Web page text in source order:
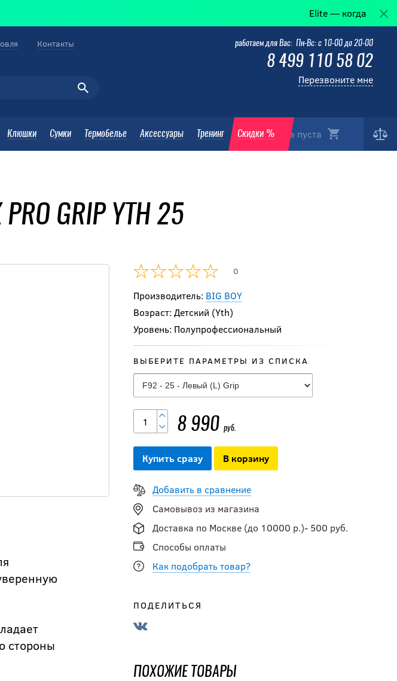
Elite — когда победа в
Корзина пуста
Клюшки Сумки Термобелье Аксессуары Тренинг Скидки %
Контакты работаем для Вас: Пн-Вс: с 10-00 до 20-00
8 499 110 58 02
Перезвоните мне
GRIP YTH 25
стороны
0
Производитель: BIG BOY
Возраст: Детский (Yth)
Уровень: Полупрофессиональный
ВЫБЕРИТЕ ПАРАМЕТРЫ ИЗ СПИСКА
8 990 руб.
Купить сразу В корзину
Добавить в сравнение
Самовывоз из магазина
Доставка по Москве (до 10000 р.)- 500 руб.
Способы оплаты
Как подобрать товар?
ПОДЕЛИТЬСЯ
ПОХОЖИЕ ТОВАРЫ
Клюшка Warrior
6 232
7 790
Rise YTH